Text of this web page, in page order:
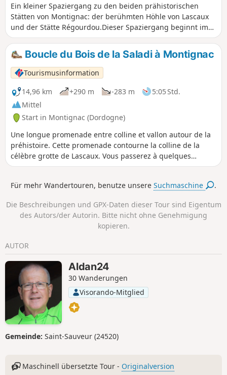
Ein kleiner Spaziergang zu den beiden prähistorischen
Stätten von Montignac: der berühmten Höhle von Lascaux
und der Stätte Régourdou.Dieser Spaziergang beginnt im
Dorf und führt Sie auf den Gipfel des Hügels, auf dem sich
die berühmte Höhle von Lascaux befindet. Sie können
sowohl diese Stätte als auch die Stätte Régourdou
besuchen. Auf dem Rückweg zum Dorf haben Sie einen
herrlichen Blick auf das Tal.
Boucle du Bois de la Saladi à Montignac
Tourismusinformation
14,96 km
+290 m -283 m
5:05 Std.
Mittel
Start in Montignac (Dordogne)
Une longue promenade entre colline et vallon autour de la
préhistoire. Cette promenade contourne la colline de la
célèbre grotte de Lascaux. Vous passerez à quelques
centaines de mètres du site ouvert au public ainsi qu’à
Elle se prolonge ensuite sur les hauteurs de Montignac qui
Für mehr Wandertouren, benutze unsereSuchmaschine .
Die Beschreibungen und GPX-Daten dieser Tour sind Eigentum
des Autors/der Autorin. Bitte nicht ohne Genehmigung
kopieren.
AUTOR
Aldan24
30 Wanderungen
Visorando-Mitglied
Gemeinde: Saint-Sauveur (24520)
Maschinell übersetzte Tour - Originalversion